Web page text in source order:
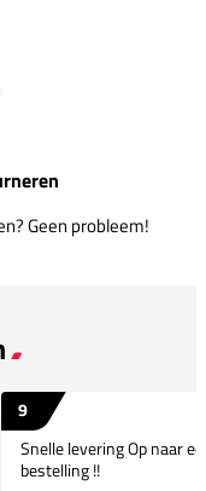
Geen probleem!
9
Snelle levering Op naar
bestelling !!